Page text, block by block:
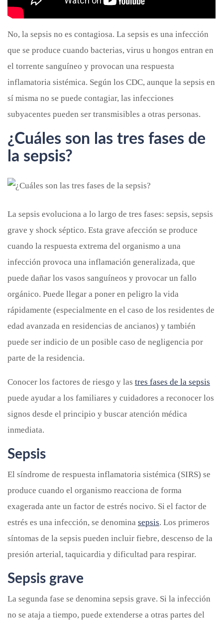
No, la sepsis no es contagiosa. La sepsis es una infección
que se produce cuando bacterias, virus u hongos entran en
el torrente sanguíneo y provocan una respuesta
inflamatoria sistémica. Según los CDC, aunque la sepsis en
sí misma no se puede contagiar, las infecciones
subyacentes pueden ser transmisibles a otras personas.
¿Cuáles son las tres fases de
la sepsis?
La sepsis evoluciona a lo largo de tres fases: sepsis, sepsis
grave y shock séptico. Esta grave afección se produce
cuando la respuesta extrema del organismo a una
infección provoca una inflamación generalizada, que
puede dañar los vasos sanguíneos y provocar un fallo
orgánico. Puede llegar a poner en peligro la vida
rápidamente (especialmente en el caso de los residentes de
edad avanzada en residencias de ancianos) y también
puede ser indicio de un posible caso de negligencia por
parte de la residencia.
Conocer los factores de riesgo y las tres fases de la sepsis
puede ayudar a los familiares y cuidadores a reconocer los
signos desde el principio y buscar atención médica
inmediata.
Sepsis
El síndrome de respuesta inflamatoria sistémica (SIRS) se
produce cuando el organismo reacciona de forma
exagerada ante un factor de estrés nocivo. Si el factor de
estrés es una infección, se denomina sepsis. Los primeros
síntomas de la sepsis pueden incluir fiebre, descenso de la
presión arterial, taquicardia y dificultad para respirar.
Sepsis grave
La segunda fase se denomina sepsis grave. Si la infección
no se ataja a tiempo, puede extenderse a otras partes del